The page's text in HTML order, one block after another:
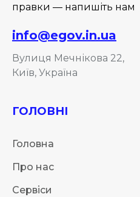
правки — напишіть нам
info@egov.in.ua
Вулиця Мечнікова 22,
Київ, Україна
ГОЛОВНІ
Головна
Про нас
Сервіси